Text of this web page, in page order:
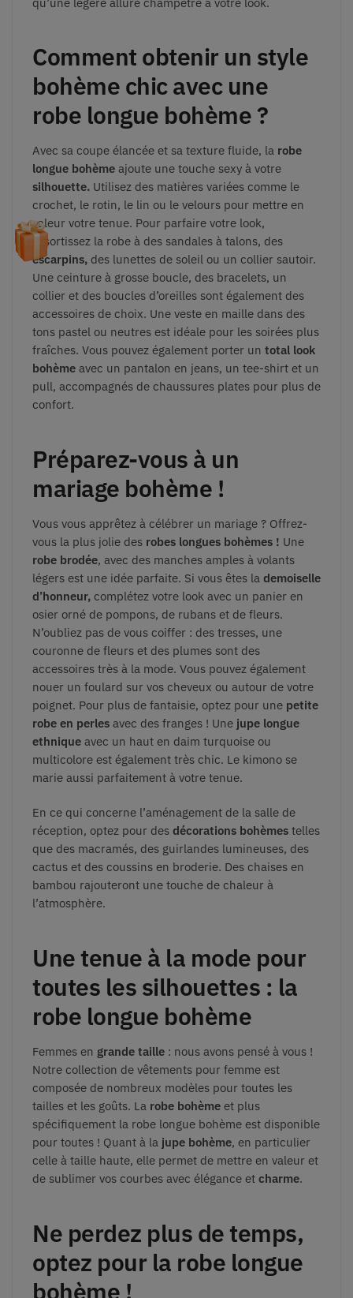
Comment obtenir un style
bohème chic avec une
robe longue bohème ?
Avec sa coupe élancée et sa texture fluide, la robe
longue bohème ajoute une touche sexy à votre
silhouette. Utilisez des matières variées comme le
crochet, le rotin, le lin ou le velours pour mettre en
valeur votre tenue. Pour parfaire votre look,
assortissez la robe à des sandales à talons, des
escarpins, des lunettes de soleil ou un collier sautoir.
Une ceinture à grosse boucle, des bracelets, un
collier et des boucles d’oreilles sont également des
accessoires de choix. Une veste en maille dans des
tons pastel ou neutres est idéale pour les soirées plus
fraîches. Vous pouvez également porter un total look
bohème avec un pantalon en jeans, un tee-shirt et un
pull, accompagnés de chaussures plates pour plus de
confort.
Préparez-vous à un
mariage bohème !
Vous vous apprêtez à célébrer un mariage ? Offrez-
vous la plus jolie des robes longues bohèmes ! Une
robe brodée, avec des manches amples à volants
légers est une idée parfaite. Si vous êtes la demoiselle
d’honneur, complétez votre look avec un panier en
osier orné de pompons, de rubans et de fleurs.
N’oubliez pas de vous coiffer : des tresses, une
couronne de fleurs et des plumes sont des
accessoires très à la mode. Vous pouvez également
nouer un foulard sur vos cheveux ou autour de votre
poignet. Pour plus de fantaisie, optez pour une petite
robe en perles avec des franges ! Une jupe longue
ethnique avec un haut en daim turquoise ou
multicolore est également très chic. Le kimono se
marie aussi parfaitement à votre tenue.
En ce qui concerne l’aménagement de la salle de
réception, optez pour des décorations bohèmes telles
que des macramés, des guirlandes lumineuses, des
cactus et des coussins en broderie. Des chaises en
bambou rajouteront une touche de chaleur à
l’atmosphère.
Une tenue à la mode pour
toutes les silhouettes : la
robe longue bohème
Femmes en grande taille : nous avons pensé à vous !
Notre collection de vêtements pour femme est
composée de nombreux modèles pour toutes les
tailles et les goûts. La robe bohème et plus
spécifiquement la robe longue bohème est disponible
pour toutes ! Quant à la jupe bohème, en particulier
celle à taille haute, elle permet de mettre en valeur et
de sublimer vos courbes avec élégance et charme.
Ne perdez plus de temps,
optez pour la robe longue
bohème !